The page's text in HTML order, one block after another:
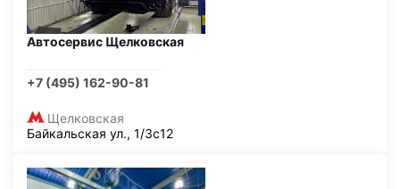
Автосервис Щелковская
+7 (495) 162-90-81
Щелковская
Байкальская ул., 1/3с12